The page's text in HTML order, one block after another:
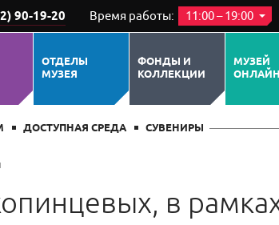
90-19-20 Время работы: 11:00 – 19:00
ОТДЕЛЫ
МУЗЕЯ
ФОНДЫ И
КОЛЛЕКЦИИ
МУЗЕЙ
ОНЛАЙН
ДОСТУПНАЯ СРЕДА СУВЕНИРЫ
в